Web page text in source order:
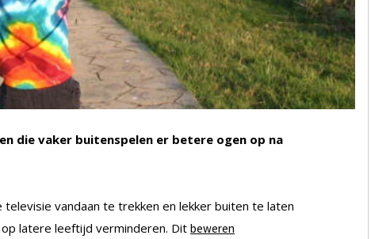
die vaker buitenspelen er betere ogen op na
vandaan te trekken en lekker buiten te laten
latere leeftijd verminderen. Dit beweren